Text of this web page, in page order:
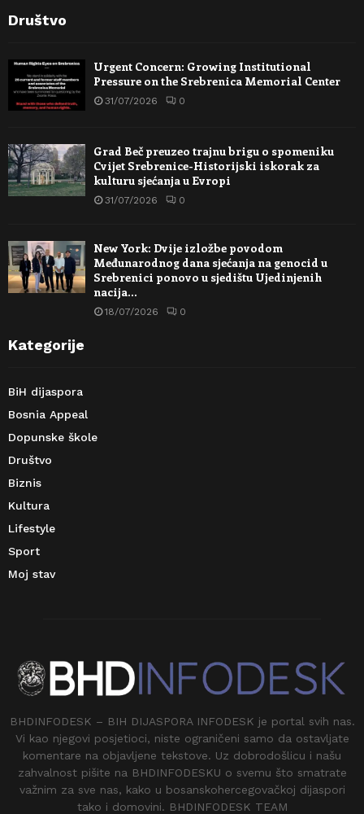
Društvo
Urgent Concern: Growing Institutional
Pressure on the Srebrenica Memorial Center
31/07/2026 0
Grad Beč preuzeo trajnu brigu o spomeniku
Cvijet Srebrenice-Historijski iskorak za
kulturu sjećanja u Evropi
31/07/2026 0
New York: Dvije izložbe povodom
Međunarodnog dana sjećanja na genocid u
Srebrenici ponovo u sjedištu Ujedinjenih
nacija…
18/07/2026 0
Kategorije
BiH dijaspora
Bosnia Appeal
Dopunske škole
Društvo
Biznis
Kultura
Lifestyle
Sport
Moj stav
BHDINFODESK – BIH DIJASPORA INFODESK je portal svih nas.
Vi kao njegovi posjetioci, niste ograničeni samo da ostavljate
komentare na objavljene tekstove. Uz dobrodošlicu i našu
zahvalnost pišite na BHDINFODESKU o svemu što smatrate
važnim za sve nas, kako u bosanskohercegovačkoj dijaspori
tako i domovini. BHDINFODESK TEAM